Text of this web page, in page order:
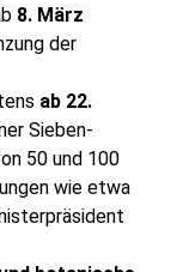
8. März
der
ab 22.
Sieben-
50 und 100
wie etwa